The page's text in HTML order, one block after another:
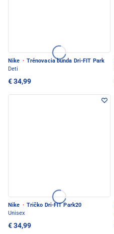
Nike · Trénovacia bunda Dri-FIT Park
Deti
€ 34,99
Nike · Tričko Dri-FIT Park20
Unisex
€ 34,99